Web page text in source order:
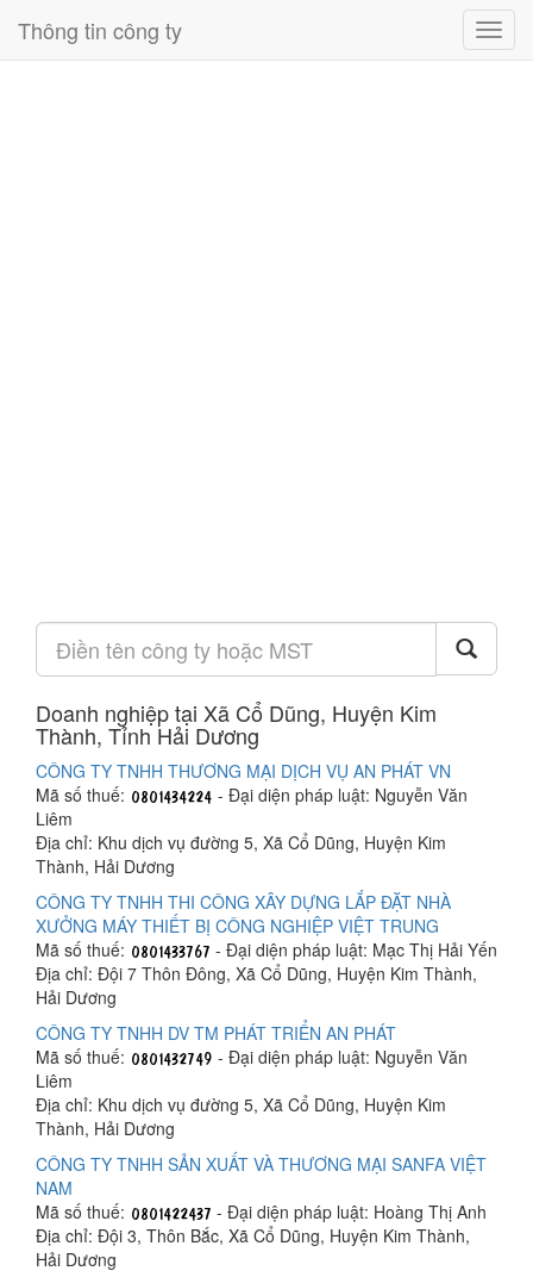
Thông tin công ty
Doanh nghiệp tại Xã Cổ Dũng, Huyện Kim
Thành, Tỉnh Hải Dương
CÔNG TY TNHH THƯƠNG MẠI DỊCH VỤ AN PHÁT VN
Mã số thuế:
- Đại diện pháp luật: Nguyễn Văn
Liêm
Địa chỉ: Khu dịch vụ đường 5, Xã Cổ Dũng, Huyện Kim
Thành, Hải Dương
CÔNG TY TNHH THI CÔNG XÂY DỰNG LẮP ĐẶT NHÀ
XƯỞNG MÁY THIẾT BỊ CÔNG NGHIỆP VIỆT TRUNG
Mã số thuế:
- Đại diện pháp luật: Mạc Thị Hải Yến
Địa chỉ: Đội 7 Thôn Đông, Xã Cổ Dũng, Huyện Kim Thành,
Hải Dương
CÔNG TY TNHH DV TM PHÁT TRIỂN AN PHÁT
Mã số thuế:
- Đại diện pháp luật: Nguyễn Văn
Liêm
Địa chỉ: Khu dịch vụ đường 5, Xã Cổ Dũng, Huyện Kim
Thành, Hải Dương
CÔNG TY TNHH SẢN XUẤT VÀ THƯƠNG MẠI SANFA VIỆT
NAM
Mã số thuế:
- Đại diện pháp luật: Hoàng Thị Anh
Địa chỉ: Đội 3, Thôn Bắc, Xã Cổ Dũng, Huyện Kim Thành,
Hải Dương